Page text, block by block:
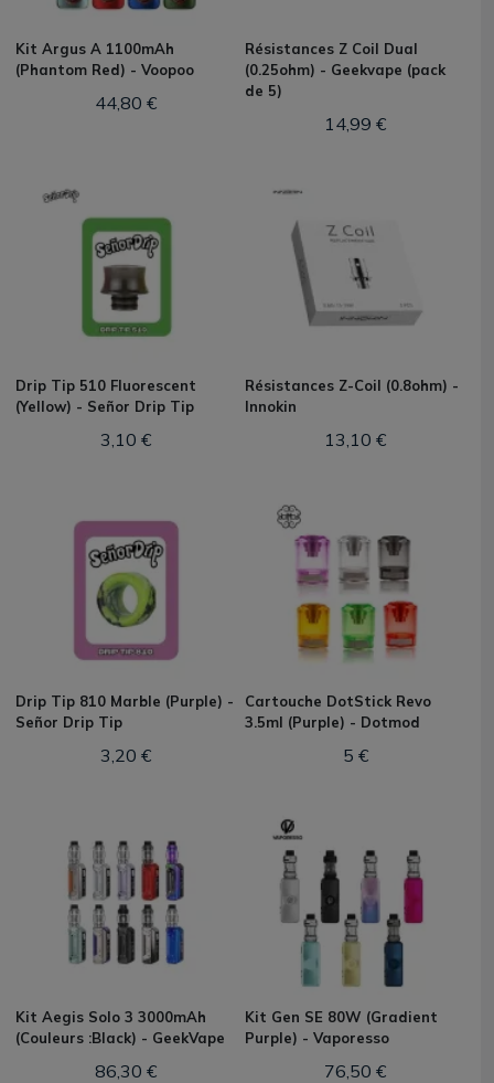
Kit Argus A 1100mAh
(Phantom Red) - Voopoo
44,80 €
Résistances Z Coil Dual
(0.25ohm) - Geekvape (pack
de 5)
14,99 €
Drip Tip 510 Fluorescent
(Yellow) - Señor Drip Tip
3,10 €
Résistances Z-Coil (0.8ohm) -
Innokin
13,10 €
Drip Tip 810 Marble (Purple) -
Señor Drip Tip
3,20 €
Cartouche DotStick Revo
3.5ml (Purple) - Dotmod
5 €
Kit Aegis Solo 3 3000mAh
(Couleurs :Black) - GeekVape
86,30 €
Kit Gen SE 80W (Gradient
Purple) - Vaporesso
76,50 €